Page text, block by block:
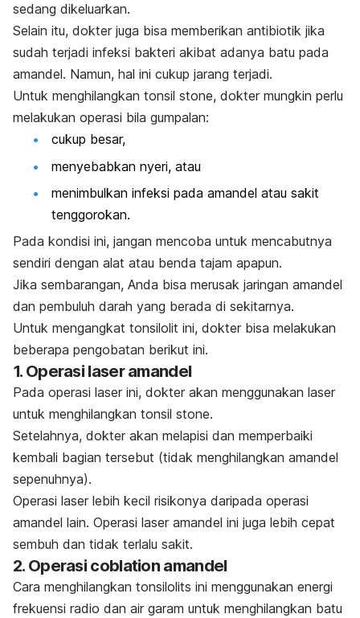
sedang dikeluarkan.
Selain itu, dokter juga bisa memberikan antibiotik jika
sudah terjadi infeksi bakteri akibat adanya batu pada
amandel. Namun, hal ini cukup jarang terjadi.
Untuk menghilangkan tonsil stone, dokter mungkin perlu
melakukan operasi bila gumpalan:
cukup besar,
menyebabkan nyeri, atau
menimbulkan infeksi pada amandel atau sakit
tenggorokan.
Pada kondisi ini, jangan mencoba untuk mencabutnya
sendiri dengan alat atau benda tajam apapun.
Jika sembarangan, Anda bisa merusak jaringan amandel
dan pembuluh darah yang berada di sekitarnya.
Untuk mengangkat tonsilolit ini, dokter bisa melakukan
beberapa pengobatan berikut ini.
1. Operasi laser amandel
Pada operasi laser ini, dokter akan menggunakan laser
untuk menghilangkan tonsil stone.
Setelahnya, dokter akan melapisi dan memperbaiki
kembali bagian tersebut (tidak menghilangkan amandel
sepenuhnya).
Operasi laser lebih kecil risikonya daripada operasi
amandel lain. Operasi laser amandel ini juga lebih cepat
sembuh dan tidak terlalu sakit.
2. Operasi coblation amandel
Cara menghilangkan tonsilolits ini menggunakan energi
frekuensi radio dan air garam untuk menghilangkan batu